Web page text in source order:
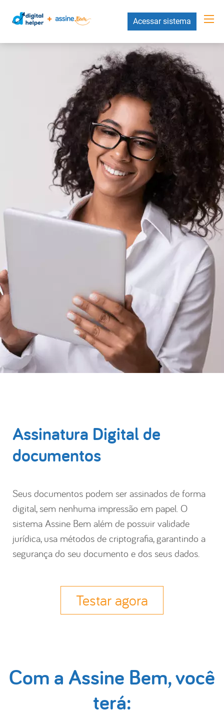
Acessar sistema
Assinatura Digital de
documentos
Seus documentos podem ser assinados de forma
digital, sem nenhuma impressão em papel. O
sistema Assine Bem além de possuir validade
jurídica, usa métodos de criptografia, garantindo a
segurança do seu documento e dos seus dados.
Com a Assine Bem, você
terá: